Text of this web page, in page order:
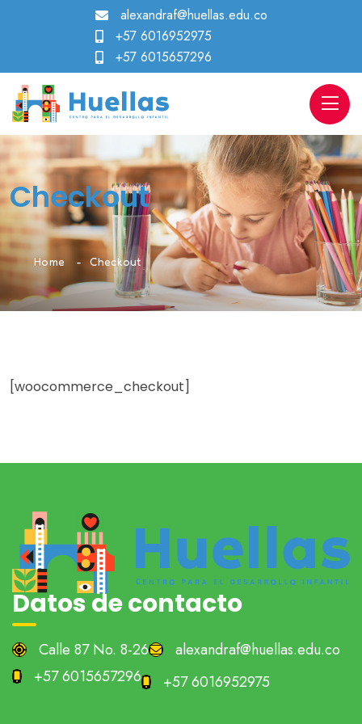
alexandraf@huellas.edu.co
+57 6016952975
+57 6015657296
Checkout
Home Checkout
[woocommerce_checkout]
Datos de contacto
Calle 87 No. 8-26
alexandraf@huellas.edu.co
+57 6015657296
+57 6016952975